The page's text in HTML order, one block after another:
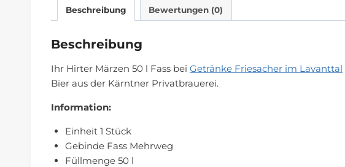
Beschreibung Bewertungen (0)
Beschreibung
Ihr Hirter Märzen 50 l Fass bei Getränke Friesacher im Lavanttal
Bier aus der Kärntner Privatbrauerei.
Information:
Einheit 1 Stück
Gebinde Fass Mehrweg
Füllmenge 50 l